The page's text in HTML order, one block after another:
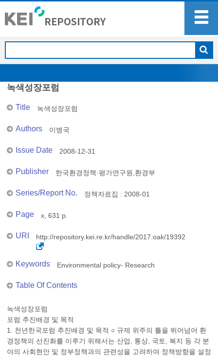
녹색성장포럼
Title 녹색성장포럼
Authors 이병국
Issue Date 2008-12-31
Publisher 한국환경정책·평가연구원,환경부
Series/Report No. 정책자료집 : 2008-01
Page x, 631 p.
URI http://repository.kei.re.kr/handle/2017.oak/19392
Keywords Environmental policy- Research
Table Of Contents
녹색성장포럼
포럼 추진배경 및 목적
1. 천년한국포럼 추진배경 및 목적 ○ 규제 위주의 틀을 뛰어넘어 환
경정책의 선진화를 이루기 위해서는 산업, 통상, 국토, 복지 등 각 분
야의 사회현안 및 정부정책과의 관련성을 고려하여 정책방향을 설정